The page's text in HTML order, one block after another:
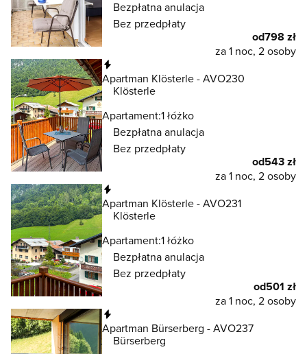
Bezpłatna anulacja
Bez przedpłaty
od798 zł
za 1 noc, 2 osoby
Apartman Klösterle - AVO230
Klösterle
Apartament:1 łóżko
Bezpłatna anulacja
Bez przedpłaty
od543 zł
za 1 noc, 2 osoby
Apartman Klösterle - AVO231
Klösterle
Apartament:1 łóżko
Bezpłatna anulacja
Bez przedpłaty
od501 zł
za 1 noc, 2 osoby
Apartman Bürserberg - AVO237
Bürserberg